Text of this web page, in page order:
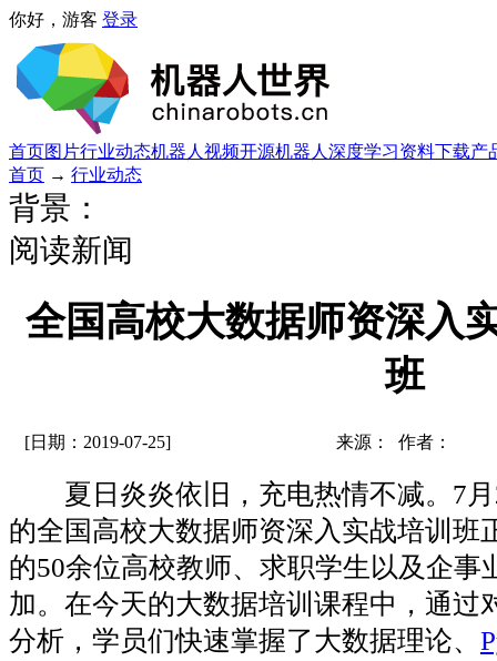
你好，游客 登录
首页图片行业动态机器人视频开源机器人 深度学习资料下载产
首页 → 行业动态
背景：
阅读新闻
全国高校大数据师资深入
班
[日期：2019-07-25] 来源： 作者：
夏日炎炎依旧，充电热情不减。7月
的全国高校大数据师资深入实战培训班
的50余位高校教师、求职学生以及企事
加。在今天的大数据培训课程中，通过
分析，学员们快速掌握了大数据理论、